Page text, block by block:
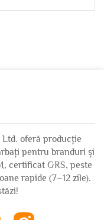
drept, largi,
oferă producție
pentru branduri și
certificat GRS, peste
rapide (7–12 zile).